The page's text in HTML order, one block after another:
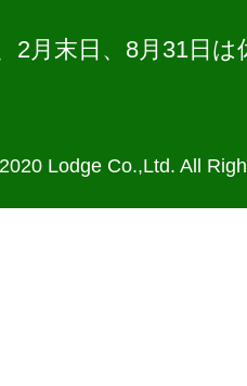
2月末日、8月31日
Lodge Co.,Ltd. All